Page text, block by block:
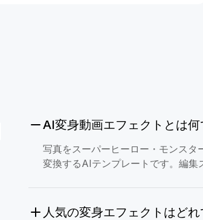
AI変身動画エフェクトとは何
写真をスーパーヒーロー・モンスタ
変換するAIテンプレートです。編集
人気の変身エフェクトはどれ